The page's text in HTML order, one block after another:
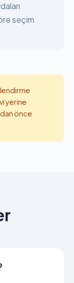
seçim
yerine
önce